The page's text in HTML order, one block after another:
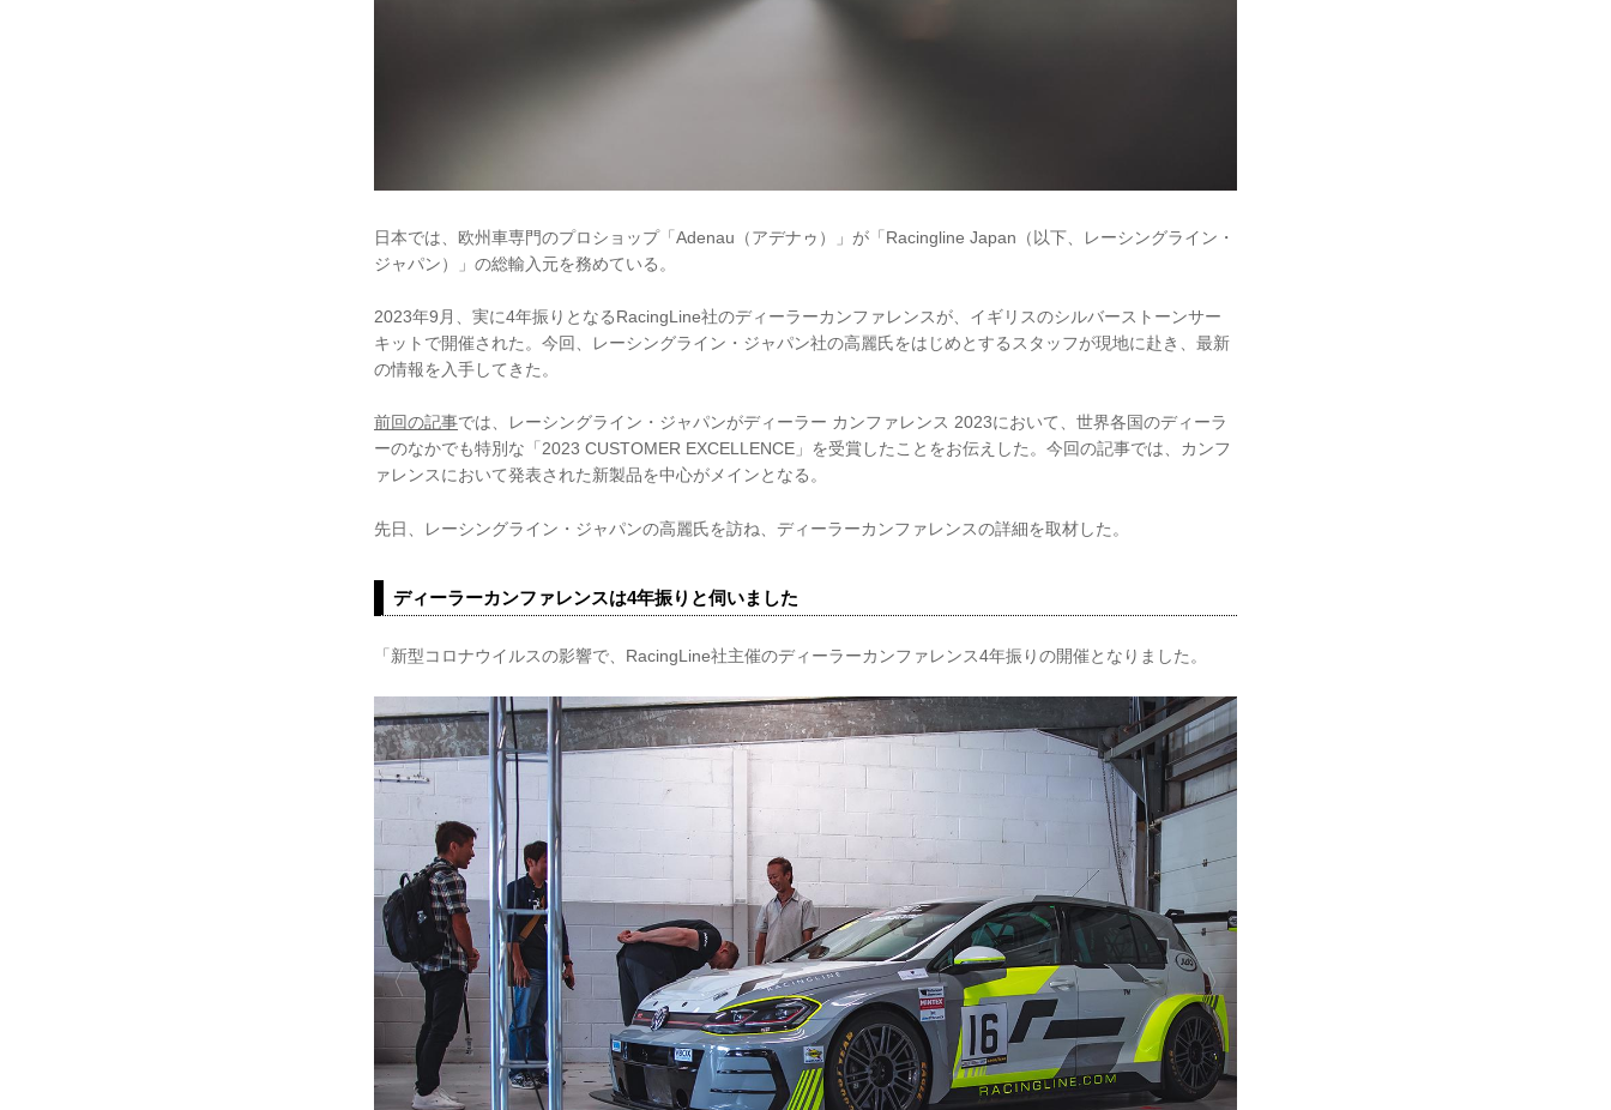
日本では、欧州車専門のプロショップ「Adenau（アデナゥ）」が「Racingline Japan（以下、レーシングライン・
ジャパン）」の総輸入元を務めている。
2023年9月、実に4年振りとなるRacingLine社のディーラーカンファレンスが、イギリスのシルバーストーンサー
キットで開催された。今回、レーシングライン・ジャパン社の高麗氏をはじめとするスタッフが現地に赴き、最新
の情報を入手してきた。
前回の記事では、レーシングライン・ジャパンがディーラー カンファレンス 2023において、世界各国のディーラ
ーのなかでも特別な「2023 CUSTOMER EXCELLENCE」を受賞したことをお伝えした。今回の記事では、カンフ
ァレンスにおいて発表された新製品を中心がメインとなる。
先日、レーシングライン・ジャパンの高麗氏を訪ね、ディーラーカンファレンスの詳細を取材した。
ディーラーカンファレンスは4年振りと伺いました
「新型コロナウイルスの影響で、RacingLine社主催のディーラーカンファレンス4年振りの開催となりました。